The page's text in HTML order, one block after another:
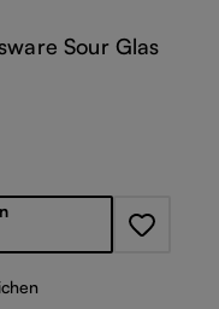
Sour Glas